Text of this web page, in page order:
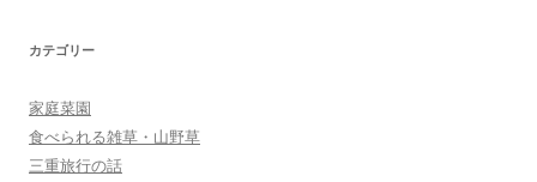
カテゴリー
家庭菜園
食べられる雑草・山野草
三重旅行の話